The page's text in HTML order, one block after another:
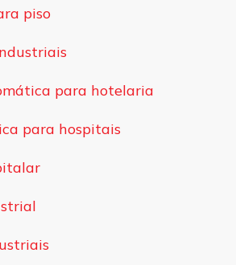
piso
para hotelaria
para hospitais